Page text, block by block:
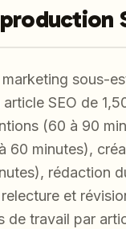
sous-
SEO de
(60 à 90
60 minutes),
rédaction
et
de travail par